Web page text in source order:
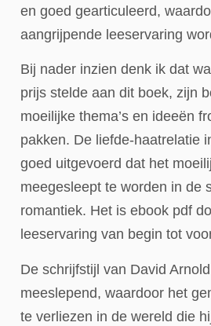
en goed gearticuleerd,
aangrijpende leeservaring
Bij nader inzien denk ik dat
prijs stelde aan dit boek, zijn
moeilijke thema’s en ideeën
pakken. De liefde-haatrelatie
goed uitgevoerd dat het
meegesleept te worden in de
romantiek. Het is ebook pdf
leeservaring van begin tot
De schrijfstijl van David
meeslepend, waardoor het
te verliezen in de wereld die